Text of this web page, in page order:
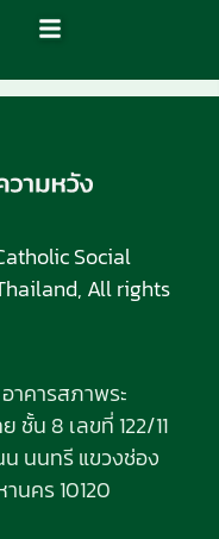
Social
All rights
าคารสภาพระ
ชั้น 8 เลขที่ 122/11
นนทรี แขวงช่อง
นคร 10120